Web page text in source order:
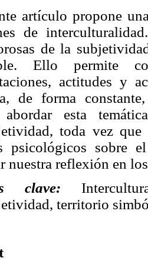
artículo propone
de
de la
Ello permite
actitudes y
de forma
abordar esta
toda vez
psicológicos sobre
nuestra reflexión en
clave:
territorio